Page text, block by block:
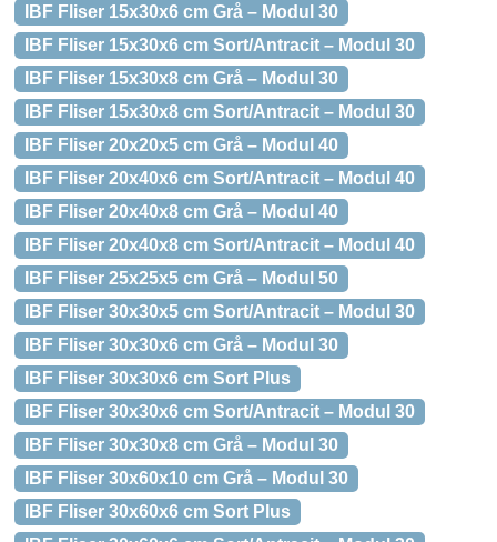
IBF Fliser 15x30x6 cm Grå – Modul 30
IBF Fliser 15x30x6 cm Sort/Antracit – Modul 30
IBF Fliser 15x30x8 cm Grå – Modul 30
IBF Fliser 15x30x8 cm Sort/Antracit – Modul 30
IBF Fliser 20x20x5 cm Grå – Modul 40
IBF Fliser 20x40x6 cm Sort/Antracit – Modul 40
IBF Fliser 20x40x8 cm Grå – Modul 40
IBF Fliser 20x40x8 cm Sort/Antracit – Modul 40
IBF Fliser 25x25x5 cm Grå – Modul 50
IBF Fliser 30x30x5 cm Sort/Antracit – Modul 30
IBF Fliser 30x30x6 cm Grå – Modul 30
IBF Fliser 30x30x6 cm Sort Plus
IBF Fliser 30x30x6 cm Sort/Antracit – Modul 30
IBF Fliser 30x30x8 cm Grå – Modul 30
IBF Fliser 30x60x10 cm Grå – Modul 30
IBF Fliser 30x60x6 cm Sort Plus